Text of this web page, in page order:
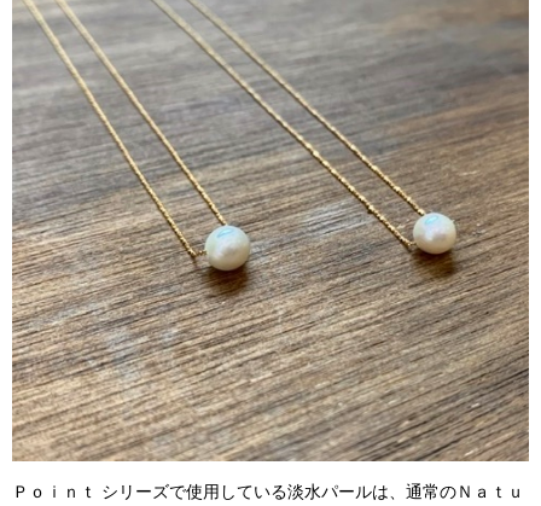
Ｐｏｉｎｔ シリーズで使用している淡水パールは、通常のＮａｔｕ